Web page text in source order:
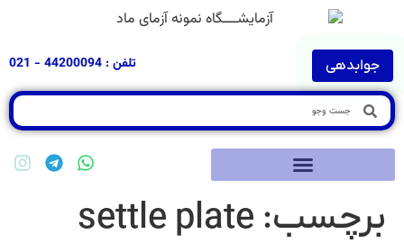
جوابدهی تلفن : 44200094 - 021
برچسب: settle plate